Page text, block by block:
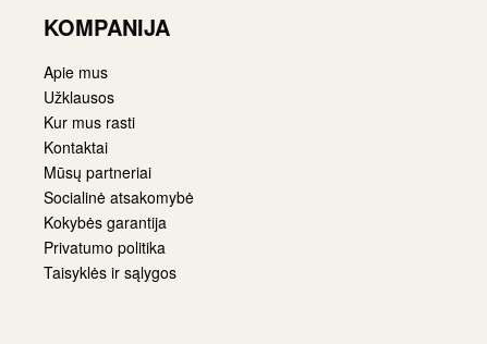
KOMPANIJA
Apie mus
Užklausos
Kur mus rasti
Kontaktai
Mūsų partneriai
Socialinė atsakomybė
Kokybės garantija
Privatumo politika
Taisyklės ir sąlygos